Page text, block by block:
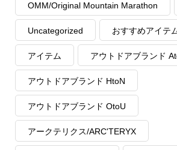
OMM/Original Mountain Marathon
Uncategorized おすすめアイテ
アイテム アウトドアブランド
アウトドアブランド HtoN
アウトドアブランド OtoU
アークテリクス/ARC'TERYX